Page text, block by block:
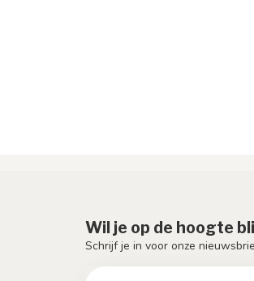
Wil je op de hoogte
Schrijf je in voor onze